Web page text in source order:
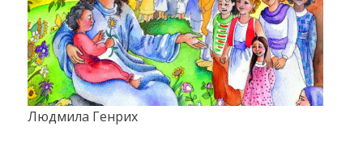
Людмила Генрих